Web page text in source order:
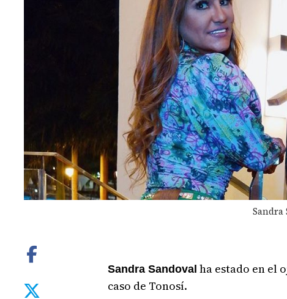
Sandra
Sandra Sandoval ha estado en el
caso de Tonosí.